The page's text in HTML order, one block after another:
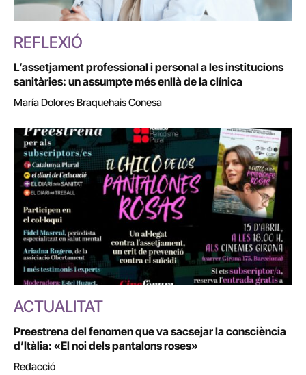
REFLEXIÓ
L’assetjament professional i personal a les institucions
sanitàries: un assumpte més enllà de la clínica
María Dolores Braquehais Conesa
ACTUALITAT
Preestrena del fenomen que va sacsejar la consciència
d’Itàlia: «El noi dels pantalons roses»
Redacció